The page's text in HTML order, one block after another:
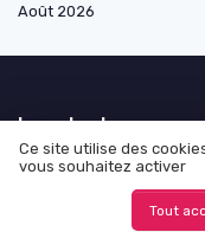
Août 2026
Les plus lus
Exploring Alternatives to
Understanding thumbnail
How to Display Angles in
Ce site utilise des
vous souhaitez activer
Tout